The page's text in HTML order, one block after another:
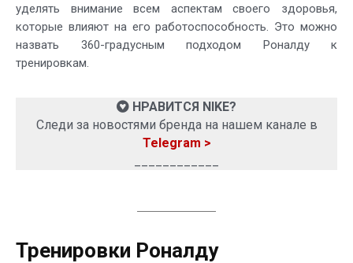
уделять внимание всем аспектам своего здоровья,
которые влияют на его работоспособность. Это можно
назвать 360-градусным подходом Роналду к
тренировкам.
НРАВИТСЯ NIKE?
Следи за новостями бренда на нашем канале в
Telegram >
Тренировки Роналду